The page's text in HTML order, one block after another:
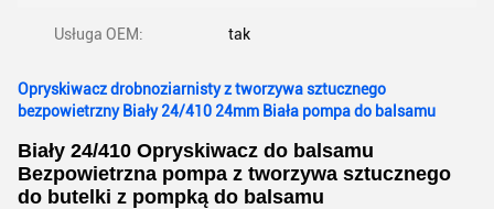
Usługa OEM: tak
Opryskiwacz drobnoziarnisty z tworzywa sztucznego
bezpowietrzny Biały 24/410 24mm Biała pompa do balsamu
Biały 24/410 Opryskiwacz do balsamu
Bezpowietrzna pompa z tworzywa sztucznego
do butelki z pompką do balsamu